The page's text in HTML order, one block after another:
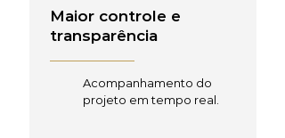
Maior controle e
transparência
Acompanhamento do
projeto em tempo real.